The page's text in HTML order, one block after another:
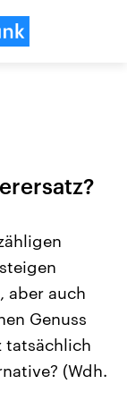
Beiträge,
und
die Vereinigten
Ländern
aber auch
Genuss
tatsächlich
(Wdh.